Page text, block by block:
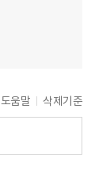
도움말 삭제기준